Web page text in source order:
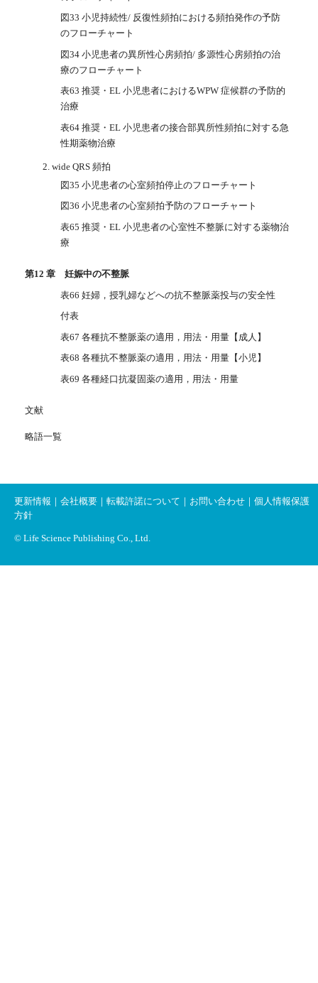
図33 小児持続性/ 反復性頻拍における頻拍発作の予防
のフローチャート
図34 小児患者の異所性心房頻拍/ 多源性心房頻拍の治
療のフローチャート
表63 推奨・EL 小児患者におけるWPW 症候群の予防的
治療
表64 推奨・EL 小児患者の接合部異所性頻拍に対する急
性期薬物治療
2. wide QRS 頻拍
図35 小児患者の心室頻拍停止のフローチャート
図36 小児患者の心室頻拍予防のフローチャート
表65 推奨・EL 小児患者の心室性不整脈に対する薬物治
療
第12 章 妊娠中の不整脈
表66 妊婦，授乳婦などへの抗不整脈薬投与の安全性
付表
表67 各種抗不整脈薬の適用，用法・用量【成人】
表68 各種抗不整脈薬の適用，用法・用量【小児】
表69 各種経口抗凝固薬の適用，用法・用量
文献
略語一覧
更新情報 ｜会社概要 ｜転載許諾について ｜ お問い合わせ ｜個人情報保護
方針
© Life Science Publishing Co., Ltd.